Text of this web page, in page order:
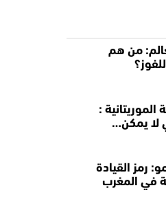
من هم
الموريتانية :
لا يمكن…
رمز القيادة
في المغرب